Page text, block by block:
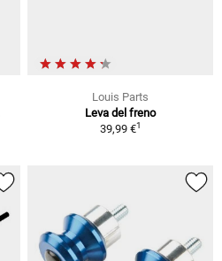
Louis Parts
Leva del freno
39,99 €1